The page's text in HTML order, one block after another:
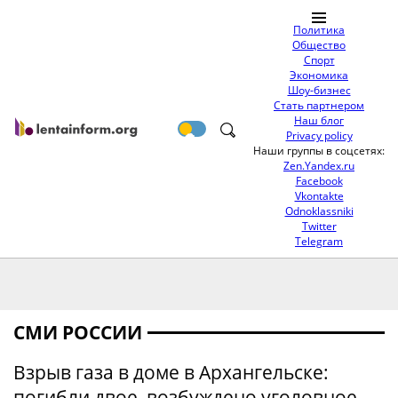
Политика
Общество
Спорт
Экономика
Шоу-бизнес
Стать партнером
Наш блог
Privacy policy
Наши группы в соцсетях:
Zen.Yandex.ru
Facebook
Vkontakte
Odnoklassniki
Twitter
Telegram
СМИ РОССИИ
Взрыв газа в доме в Архангельске: